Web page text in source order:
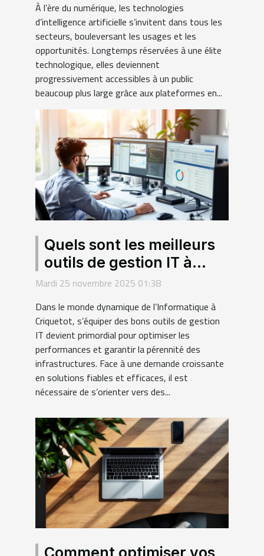
d'IA ?
À l’ère du numérique, les technologies
d’intelligence artificielle s’invitent dans tous les
secteurs, bouleversant les usages et les
opportunités. Longtemps réservées à une élite
technologique, elles deviennent
progressivement accessibles à un public
beaucoup plus large grâce aux plateformes en...
Quels sont les meilleurs
outils de gestion IT à
Criquetot ?
Mardi 25 novembre 2025 01:38
Dans le monde dynamique de l’Informatique à
Criquetot, s’équiper des bons outils de gestion
IT devient primordial pour optimiser les
performances et garantir la pérennité des
infrastructures. Face à une demande croissante
en solutions fiables et efficaces, il est
nécessaire de s’orienter vers des...